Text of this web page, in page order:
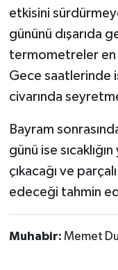
etkisini
gününü dışarıda
termometreler en
Gece saatlerinde
civarında
Bayram
günü ise
çıkacağı ve
edeceği tahmin
Muhabir: Memet